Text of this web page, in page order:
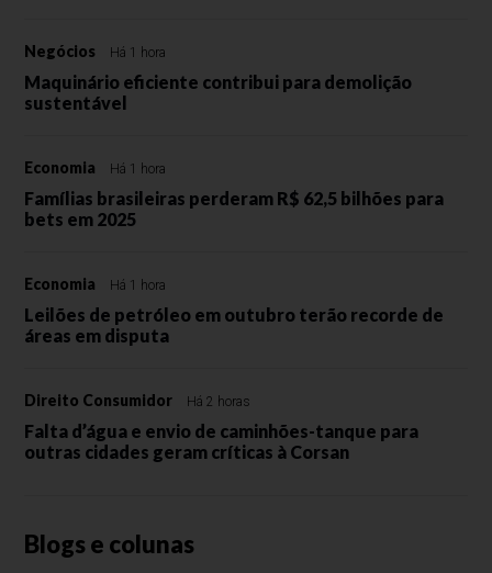
Negócios Há 1 hora
Maquinário eficiente contribui para demolição
sustentável
Economia Há 1 hora
Famílias brasileiras perderam R$ 62,5 bilhões para
bets em 2025
Economia Há 1 hora
Leilões de petróleo em outubro terão recorde de
áreas em disputa
Direito Consumidor Há 2 horas
Falta d’água e envio de caminhões-tanque para
outras cidades geram críticas à Corsan
Blogs e colunas